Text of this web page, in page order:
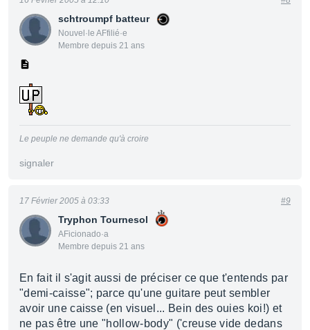
schtroumpf batteur
Nouvel·le AFfilié·e
Membre depuis 21 ans
Le peuple ne demande qu'à croire
signaler
Tryphon Tournesol
AFicionado·a
Membre depuis 21 ans
17 Février 2005 à 03:33 #9
En fait il s'agit aussi de préciser ce que t'entends par
"demi-caisse"; parce qu'une guitare peut sembler
avoir une caisse (en visuel... Bein des ouies koi!) et
ne pas être une "hollow-body" ('creuse vide dedans